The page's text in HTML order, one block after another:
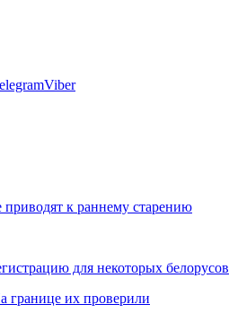
Viber
к раннему старению
для некоторых белорусов
границе их проверили